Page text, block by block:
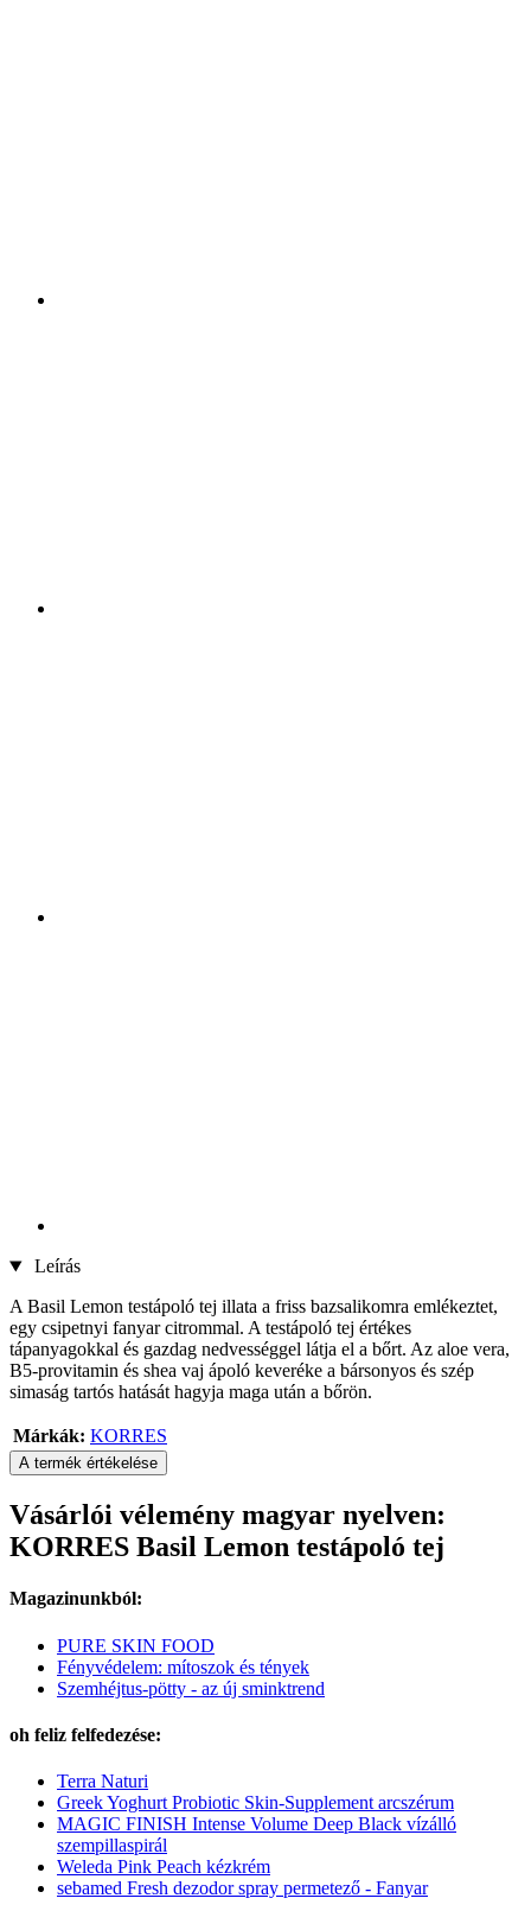
Leírás
A Basil Lemon testápoló tej illata a friss bazsalikomra emlékeztet,
egy csipetnyi fanyar citrommal. A testápoló tej értékes
tápanyagokkal és gazdag nedvességgel látja el a bőrt. Az aloe vera,
B5-provitamin és shea vaj ápoló keveréke a bársonyos és szép
simaság tartós hatását hagyja maga után a bőrön.
Márkák: KORRES
A termék értékelése
Vásárlói vélemény magyar nyelven:
KORRES Basil Lemon testápoló tej
Magazinunkból:
PURE SKIN FOOD
Fényvédelem: mítoszok és tények
Szemhéjtus-pötty - az új sminktrend
oh feliz felfedezése:
Terra Naturi
Greek Yoghurt Probiotic Skin-Supplement arcszérum
MAGIC FINISH Intense Volume Deep Black vízálló
szempillaspirál
Weleda Pink Peach kézkrém
sebamed Fresh dezodor spray permetező - Fanyar